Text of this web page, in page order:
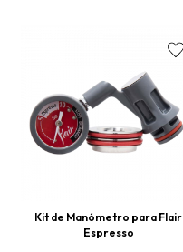
Kit de Manómetro para Flair
Espresso